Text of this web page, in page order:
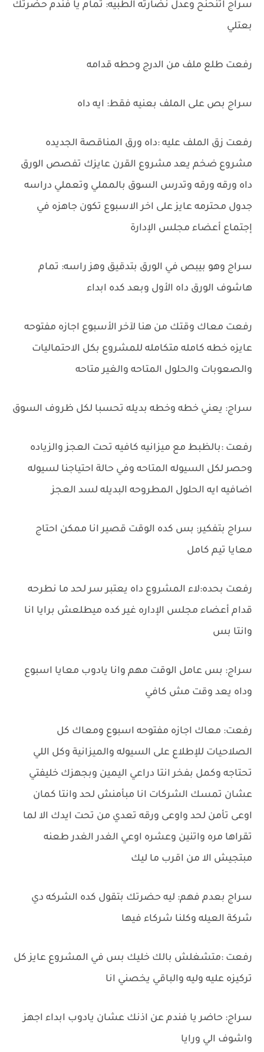
سراج اتنحنح وعدل نضارته الطبيه: تمام يا فندم حضرتك
بعتلي
رفعت طلع ملف من الدرج وحطه قدامه
سراج بص على الملف بعنيه فقط: ايه داه
رفعت زق الملف عليه :داه ورق المناقصة الجديده
مشروع ضخم يعد مشروع القرن عايزك تفصص الورق
داه ورقه ورقه وتدرس السوق بالمملي وتعملي دراسه
جدول محترمه عايز على اخر الاسبوع تكون جاهزه في
إجتماع أعضاء مجلس الإدارة
سراج وهو بيبص في الورق بتدقيق وهز راسه: تمام
هاشوف الورق داه الأول وبعد كده ابداء
رفعت معاك وقتك من هنا لآخر الأسبوع اجازه مفتوحه
عايزه خطه كامله متكامله للمشروع بكل الاحتماليات
والصعوبات والحلول المتاحه والغير متاحه
سراج: يعني خطه وخطه بديله تحسبا لكل ظروف السوق
رفعت :بالظبط مع ميزانيه كافيه تحت العجز والزياده
وحصر لكل السيوله المتاحه وفي حالة احتياجنا لسيوله
اضافيه ايه الحلول المطروحه البديله لسد العجز
سراج بتفكير: بس كده الوقت قصير انا ممكن احتاج
معايا تيم كامل
رفعت بحده:لاء المشروع داه يعتبر سر لحد ما نطرحه
قدام أعضاء مجلس الإداره غير كده ميطلعش برايا انا
وانتا بس
سراج: بس عامل الوقت مهم وانا يادوب معايا اسبوع
وداه يعد وقت مش كافي
رفعت: معاك اجازه مفتوحه اسبوع ومعاك كل
الصلاحيات للإطلاع على السيوله والميزانية وكل اللي
تحتاجه وكمل بفخر انتا دراعي اليمين وبجهزك خليفتي
عشان تمسك الشركات انا مبأمنش لحد وانتا كمان
اوعى تأمن لحد واوعى ورقه تعدي من تحت ايدك الا لما
تقراها مره واتنين وعشره اوعي الغدر الغدر طعنه
مبتجيش الا من اقرب ما ليك
سراج بعدم فهم: ليه حضرتك بتقول كده الشركه دي
شركة العيله وكلنا شركاء فيها
رفعت :متشغلش بالك خليك بس في المشروع عايز كل
تركيزه عليه وليه والباقي يخصني انا
سراج: حاضر يا فندم عن اذنك عشان يادوب ابداء اجهز
واشوف الي ورايا